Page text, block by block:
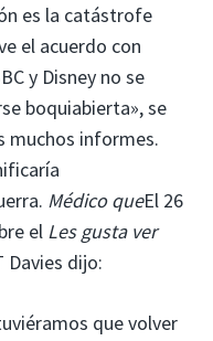
es la catástrofe
el acuerdo con
y Disney no se
boquiabierta», se
muchos informes.
Médico queEl 26
el Les gusta ver
Davies dijo:
que volver